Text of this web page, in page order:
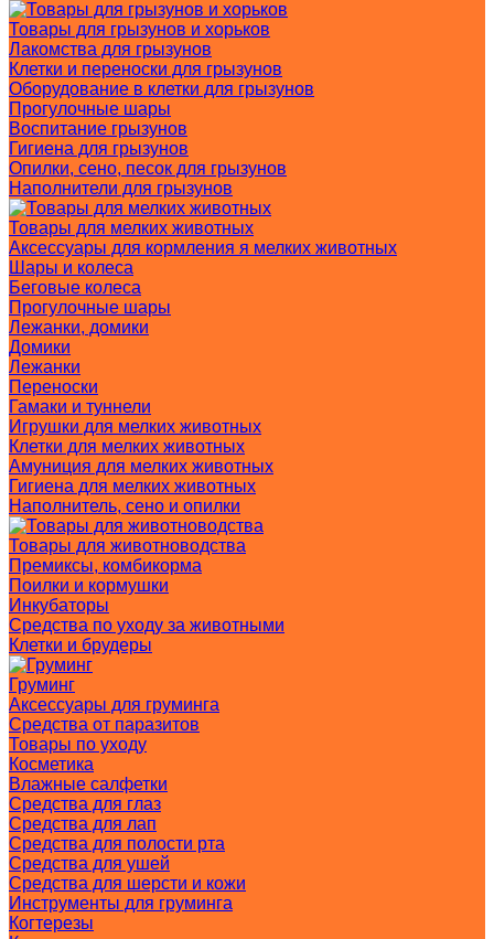
Товары для грызунов и хорьков
Лакомства для грызунов
Клетки и переноски для грызунов
Оборудование в клетки для грызунов
Прогулочные шары
Воспитание грызунов
Гигиена для грызунов
Опилки, сено, песок для грызунов
Наполнители для грызунов
Товары для мелких животных
Аксессуары для кормления я мелких животных
Шары и колеса
Беговые колеса
Прогулочные шары
Лежанки, домики
Домики
Лежанки
Переноски
Гамаки и туннели
Игрушки для мелких животных
Клетки для мелких животных
Амуниция для мелких животных
Гигиена для мелких животных
Наполнитель, сено и опилки
Товары для животноводства
Премиксы, комбикорма
Поилки и кормушки
Инкубаторы
Средства по уходу за животными
Клетки и брудеры
Груминг
Аксессуары для груминга
Средства от паразитов
Товары по уходу
Косметика
Влажные салфетки
Средства для глаз
Средства для лап
Средства для полости рта
Средства для ушей
Средства для шерсти и кожи
Инструменты для груминга
Когтерезы